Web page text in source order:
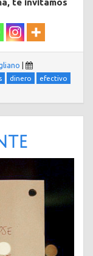
te invitamos
dinero
efectivo